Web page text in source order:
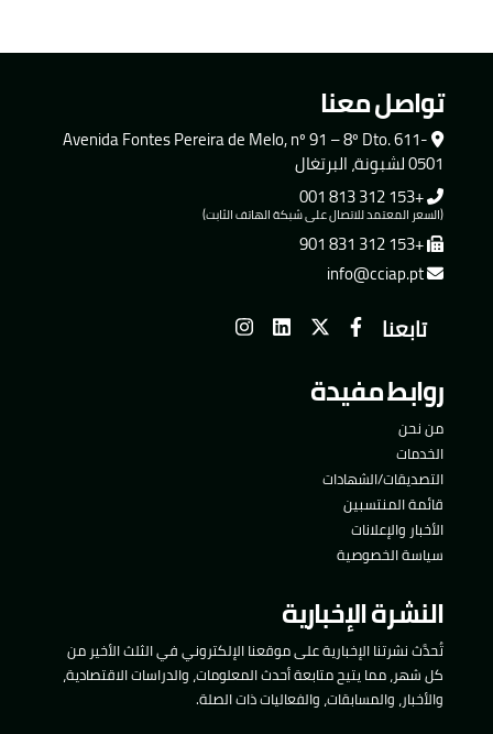
تواصل معنا
Avenida Fontes Pereira de Melo, nº 91 – 8º Dto. 611-
0501 لشبونة، البرتغال
+153 312 813 001
(السعر المعتمد للاتصال على شبكة الهاتف الثابت)
+153 312 831 901
info@cciap.pt
تابعنا
روابط مفيدة
من نحن
الخدمات
التصديقات/الشهادات
قائمة المنتسبين
الأخبار والإعلانات
سياسة الخصوصية
النشرة الإخبارية
تُحدَّث نشرتنا الإخبارية على موقعنا الإلكتروني في الثلث الأخير من
كل شهر، مما يتيح متابعة أحدث المعلومات، والدراسات الاقتصادية،
والأخبار، والمسابقات، والفعاليات ذات الصلة.